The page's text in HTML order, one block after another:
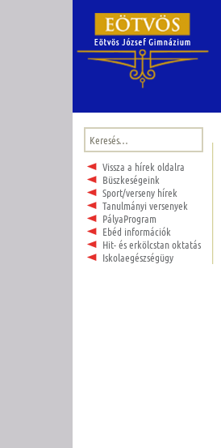
Keresés:
Vissza a hírek oldalra
Büszkeségeink
Sport/verseny hírek
Tanulmányi versenyek
PályaProgram
Ebéd információk
Hit- és erkölcstan oktatás
Iskolaegészségügy